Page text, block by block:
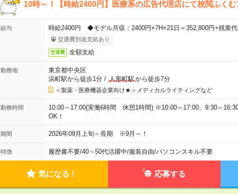
10時～！【時給2400円】医療系の広告代理店にて校閲ふくむ
給与 時給2400円 ◆モデル月収：2400円×7H×21日＝352,800円+残業
交通費別途支給あり
交通費 全額支給
勤務地
東京都中央区
浜町駅から徒歩1分/ 人形町駅から徒歩7分
＜製薬・医療機器企業向け★＞メディカルライティングなど
勤務時間
10:00～17:00(実働6時間 休憩1時間) ※10:00～17:00、9:30～
OK！
期間 2026年09月上旬～長期 ※9月～！
特徴 履歴書不要/40～50代活躍中/服装自由/パソコンスキル不要
気になる！ 応募する